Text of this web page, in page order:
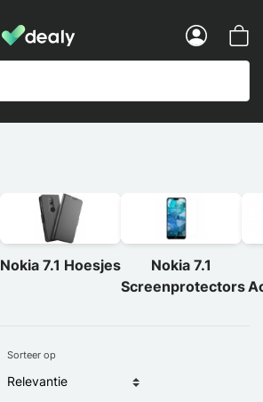
Dealy - Telefoonhoesjes en
Nokia 7.1 Hoesjes
Nokia 7.1
Screenprotectors
Sorteer op